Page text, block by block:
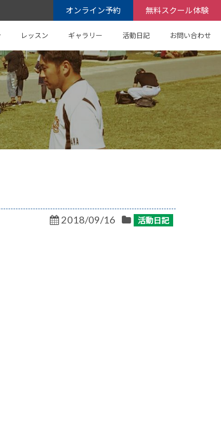
オンライン予約 無料スクール体験
レッスン ギャラリー 活動日記 お問い合わせ
2018/09/16 活動日記